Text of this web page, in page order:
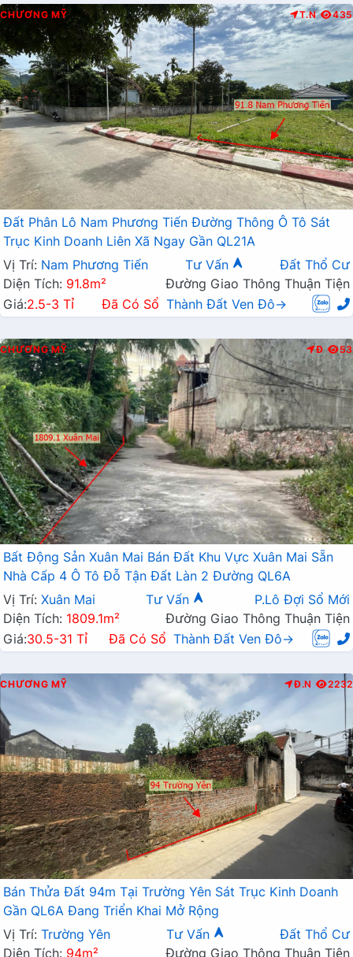
CHƯƠNG MỸ T.N 435
Đất Phân Lô Nam Phương Tiến Đường Thông Ô Tô Sát
Trục Kinh Doanh Liên Xã Ngay Gần QL21A
Vị Trí: Nam Phương Tiến Tư Vấn
Đất Thổ Cư
Diện Tích: 91.8m²
Đường Giao Thông Thuận Tiện
Giá:2.5-3 Tỉ Đã Có Sổ Thành Đất Ven Đô→
CHƯƠNG MỸ Đ 53
Bất Động Sản Xuân Mai Bán Đất Khu Vực Xuân Mai Sẵn
Nhà Cấp 4 Ô Tô Đỗ Tận Đất Làn 2 Đường QL6A
Vị Trí: Xuân Mai Tư Vấn
P.Lô Đợi Sổ Mới
Diện Tích: 1809.1m²
Đường Giao Thông Thuận Tiện
Giá:30.5-31 Tỉ Đã Có Sổ Thành Đất Ven Đô→
CHƯƠNG MỸ Đ.N 2232
Bán Thửa Đất 94m Tại Trường Yên Sát Trục Kinh Doanh
Gần QL6A Đang Triển Khai Mở Rộng
Vị Trí: Trường Yên Tư Vấn
Đất Thổ Cư
Diện Tích: 94m²
Đường Giao Thông Thuận Tiện